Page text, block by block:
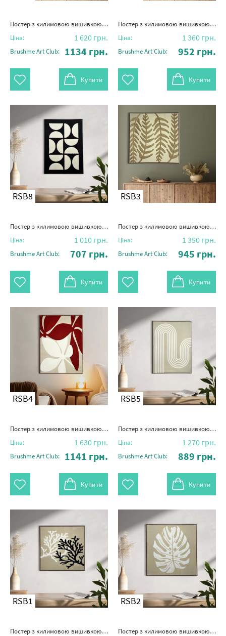
Постер з килимовою вишивкою "Тінь тропіків"
Ціна: 1 620 грн.
Brushme Art Club: 1134 грн.
Купити
Постер з килимовою вишивкою "Мить цвітіння"
Ціна: 1 360 грн.
Brushme Art Club: 952 грн.
Купити
RSB8
Постер з килимовою вишивкою "Гармонія"
Ціна: 1 010 грн.
Brushme Art Club: 707 грн.
Купити
RSB3
Постер з килимовою вишивкою "Ритм листя"
Ціна: 1 350 грн.
Brushme Art Club: 945 грн.
Купити
RSB4
Постер з килимовою вишивкою "Форма природи"
Ціна: 1 630 грн.
Brushme Art Club: 1141 грн.
Купити
RSB5
Постер з килимовою вишивкою "Лабіринт думок"
Ціна: 1 270 грн.
Brushme Art Club: 889 грн.
Купити
RSB1
Постер з килимовою вишивкою "Світло і тінь"
RSB2
Постер з килимовою вишивкою "Лист спокою"